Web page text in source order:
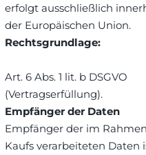
erfolgt ausschließlich
der Europäischen Union.
Rechtsgrundlage:
Art. 6 Abs. 1 lit. b DSGVO
(Vertragserfüllung).
Empfänger der Daten
Empfänger der im
Kaufs verarbeiteten Daten